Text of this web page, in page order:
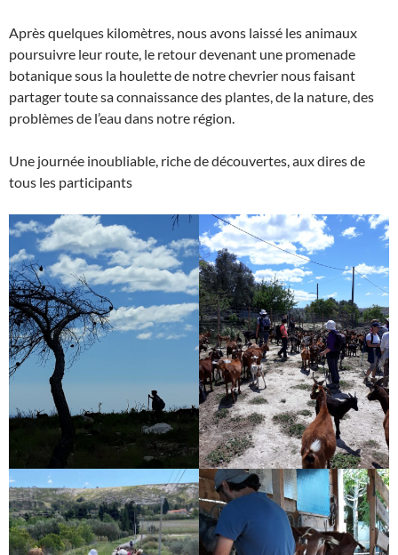
Après quelques kilomètres, nous avons laissé les animaux
poursuivre leur route, le retour devenant une promenade
botanique sous la houlette de notre chevrier nous faisant
partager toute sa connaissance des plantes, de la nature, des
problèmes de l’eau dans notre région.
Une journée inoubliable, riche de découvertes, aux dires de
tous les participants